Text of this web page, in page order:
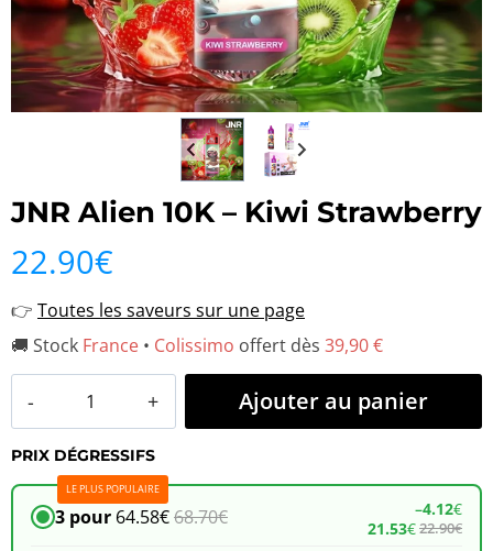
JNR Alien 10K – Kiwi Strawberry
22.90€
👉 Toutes les saveurs sur une page
🚚 Stock France • Colissimo offert dès 39,90 €
de
JNR
Alien
10K
Ajouter au panier
PRIX DÉGRESSIFS
LE PLUS POPULAIRE
3 pour 64.58€68.70€ –4.12€
21.53€22.90€